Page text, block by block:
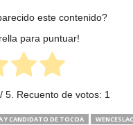
este contenido?
para puntuar!
5. Recuento de votos: 1
Y CANDIDATO DE TOCOA